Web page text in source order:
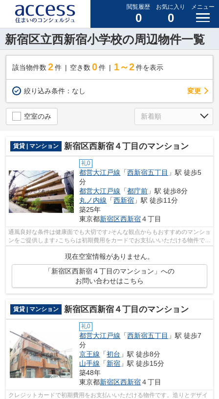
閲覧履歴
0
お気に入り
0
メニュー
新宿区立西新宿小学校の周辺物件一覧
該当物件数 2件 空き数 0 件 1～2 件を表示
絞り込み条件： なし 変更
空室のみ
賃貸 | マンション 新宿区西新宿４丁目のマンション
礼0
都営大江戸線 「西新宿五丁目 」駅 徒歩5
分
都営大江戸線 「都庁前 」駅 徒歩8分
丸ノ内線 「西新宿 」駅 徒歩11分
築25年
東京都新宿区西新宿４丁目
通風良好な条件は健康面でも大切です♪そんな観点からもおすすめのマンショ
ンをご提供します♪こちらは初期費用をカードでお支払いいただける物件です
現在空室情報がありません。
「新宿区西新宿４丁目のマンション」への
お問い合わせはこちら
賃貸 | マンション 新宿区西新宿４丁目のマンション
礼0
都営大江戸線 「西新宿五丁目 」駅 徒歩7
分
京王線 「初台 」駅 徒歩8分
山手線 「新宿 」駅 徒歩15分
築48年
東京都新宿区西新宿４丁目
クレジットカードで初期費用をお支払いいただける物件です。造りとデザイ